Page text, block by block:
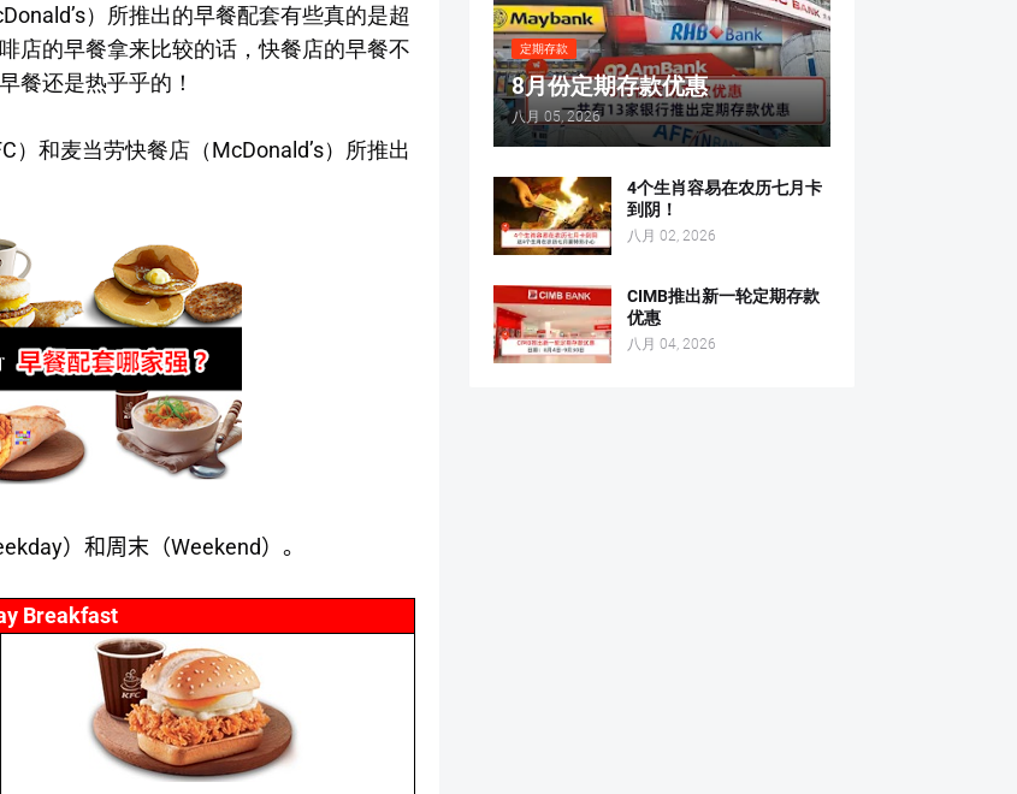
）所推出的早餐配套有些真的是超
店的早餐拿来比较的话，快餐店的早餐不
餐还是热乎乎的！
和麦当劳快餐店（McDonald’s）所推出
）和周末（Weekend）。
Breakfast
定期存款
8月份定期存款优惠
八月 05, 2026
4个生肖容易在农历七月卡
到阴！
八月 02, 2026
CIMB推出新一轮定期存款
优惠
八月 04, 2026